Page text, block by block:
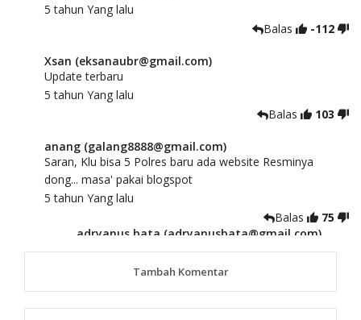
5 tahun Yang lalu
Balas
-112
Xsan (eksanaubr@gmail.com)
Update terbaru
5 tahun Yang lalu
Balas
103
anang (galang8888@gmail.com)
Saran, Klu bisa 5 Polres baru ada website Resminya
dong... masa' pakai blogspot
5 tahun Yang lalu
Balas
75
adryanus bata (adryanusbata@gmail.com)
TKS atas saran dan masukannya, akan kami
tindaklanjutiTambah Komentar